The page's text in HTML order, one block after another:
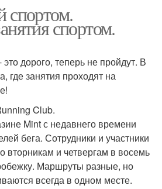
спортом.
спортом.
это дорого, теперь не пройдут. В
где занятия проходят на
Club.
Mint с недавнего времени
бега. Сотрудники и участники
вторникам и четвергам в восемь
Маршруты разные, но
всегда в одном месте.